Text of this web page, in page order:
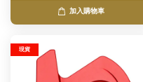
加入購物車
現貨